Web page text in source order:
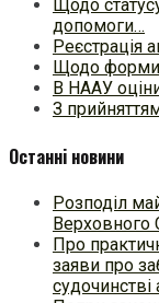
Щодо
допомоги…
Реєстрація
Щодо форми
В НААУ
З
Останні новини
Розподіл
Верховного
Про
заяви про